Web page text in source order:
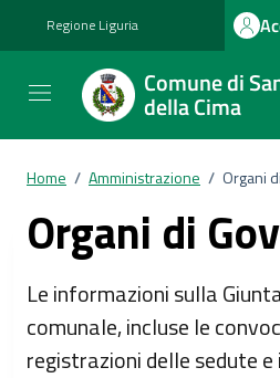
Regione Liguria
Comune di
della Cima
Home / Amministrazione / Organi
Organi di
Le informazioni sulla
comunale, incluse le
registrazioni delle sedute e